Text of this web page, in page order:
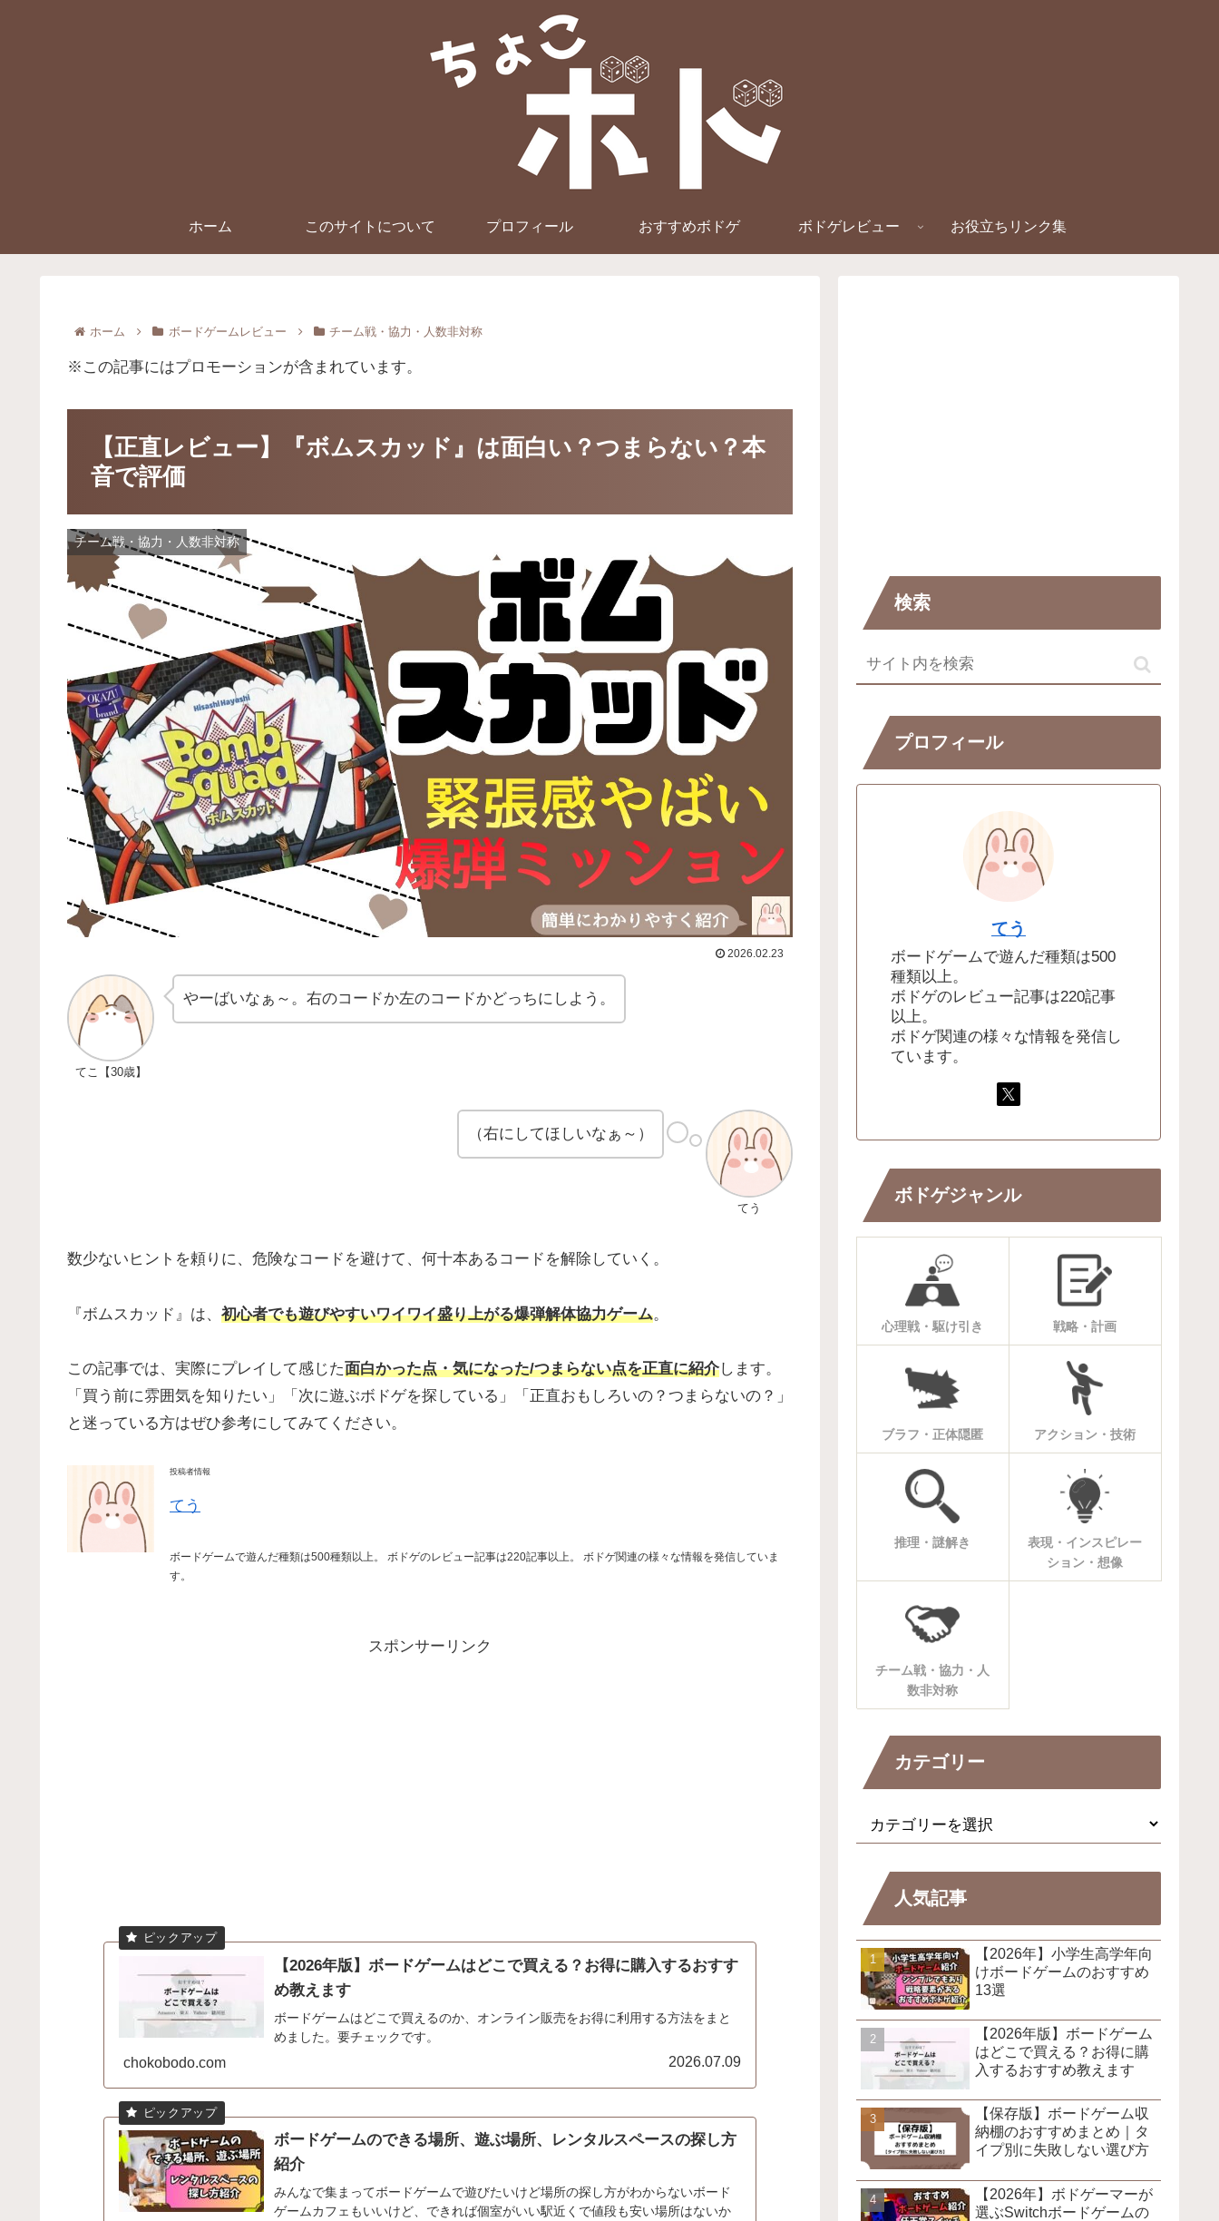
ホーム このサイトについて プロフィール おすすめボドゲ ボドゲレビュー お役立ちリンク集
ホーム ボードゲームレビュー チーム戦・協力・人数非対称
※この記事にはプロモーションが含まれています。
【正直レビュー】『ボムスカッド』は面白い？つまらない？本
音で評価
チーム戦・協力・人数非対称
2026.02.23
てこ【30歳】
やーばいなぁ～。右のコードか左のコードかどっちにしよう。
てう
（右にしてほしいなぁ～）
数少ないヒントを頼りに、危険なコードを避けて、何十本あるコードを解除していく。
『ボムスカッド』は、 初心者でも遊びやすいワイワイ盛り上がる爆弾解体協力ゲーム。
この記事では、実際にプレイして感じた面白かった点・気になった/つまらない点を正直に紹介します。
「買う前に雰囲気を知りたい」「次に遊ぶボドゲを探している」「正直おもしろいの？つまらないの？」
と迷っている方はぜひ参考にしてみてください。
投稿者情報
てう
ボードゲームで遊んだ種類は500種類以上。 ボドゲのレビュー記事は220記事以上。 ボドゲ関連の様々な情報を発信していま
す。
スポンサーリンク
【2026年版】ボードゲームはどこで買える？お得に購入するおすす
め教えます
ボードゲームはどこで買えるのか、オンライン販売をお得に利用する方法をまと
めました。要チェックです。
chokobodo.com 2026.07.09
ボードゲームのできる場所、遊ぶ場所、レンタルスペースの探し方
紹介
みんなで集まってボードゲームで遊びたいけど場所の探し方がわからないボード
ゲームカフェもいいけど、できれば個室がいい駅近くで値段も安い場所はないか
検索
プロフィール
てう
ボードゲームで遊んだ種類は500
種類以上。
ボドゲのレビュー記事は220記事
以上。
ボドゲ関連の様々な情報を発信し
ています。
ボドゲジャンル
心理戦・駆け引き 戦略・計画
ブラフ・正体隠匿 アクション・技術
推理・謎解き
表現・インスピレー
ション・想像
チーム戦・協力・人
数非対称
カテゴリー
人気記事
【2026年】小学生高学年向
けボードゲームのおすすめ
13選
【2026年版】ボードゲーム
はどこで買える？お得に購
入するおすすめ教えます
【保存版】ボードゲーム収
納棚のおすすめまとめ｜タ
イプ別に失敗しない選び方
【2026年】ボドゲーマーが
選ぶSwitchボードゲームの